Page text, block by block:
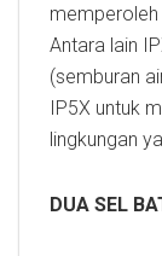
memperoleh
Antara lain
(semburan
IP5X untuk
lingkungan
DUA SEL